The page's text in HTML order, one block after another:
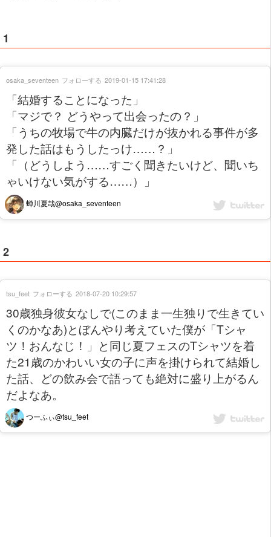
1
「結婚することになった」
「マジで？ どうやって出会ったの？」
「うちの牧場で牛の内臓だけが抜かれる事件が多
発した話はもうしたっけ……？」
「（どうしよう……すごく聞きたいけど、聞いち
ゃいけない気がする……）」
蝉川夏哉@osaka_seventeen
osaka_seventeen フォローする 2019-01-15 17:41:28
2
30歳独身彼女なしで(このまま一生独りで生きてい
くのかなあ)とぼんやり考えていた僕が「Tシャ
ツ！おんなじ！」と同じ夏フェスのTシャツを着
た21歳のかわいい女の子に声を掛けられて結婚し
た話、どの飲み会で語っても絶対に盛り上がるん
だよなあ。
つーふぃ@tsu_feet
tsu_feet フォローする 2018-07-20 10:29:57